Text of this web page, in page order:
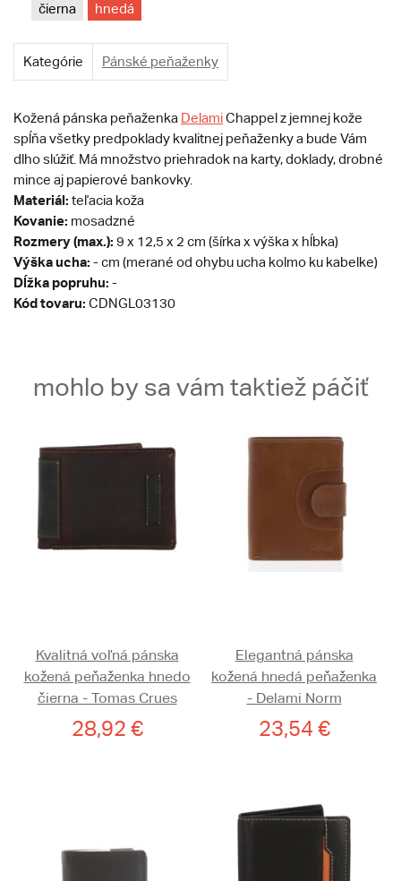
čierna hnedá
Kategórie Pánské peňaženky
Kožená pánska peňaženka DelamiChappel z jemnej kože
spĺňa všetky predpoklady kvalitnej peňaženky a bude Vám
dlho slúžiť. Má množstvo priehradok na karty, doklady, drobné
mince aj papierové bankovky.
Materiál: teľacia koža
Kovanie: mosadzné
Rozmery (max.): 9 x 12,5 x 2 cm (šírka x výška x hĺbka)
Výška ucha: - cm (merané od ohybu ucha kolmo ku kabelke)
Dĺžka popruhu: -
Kód tovaru: CDNGL03130
mohlo by sa vám taktiež páčiť
Kvalitná voľná pánska
kožená peňaženka hnedo
čierna - Tomas Crues
28,92 €
Elegantná pánska
kožená hnedá peňaženka
- Delami Norm
23,54 €